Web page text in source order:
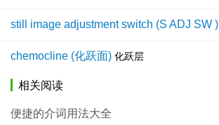
still image adjustment switch (S ADJ SW )
chemocline (化跃面) 化跃层
相关阅读
便捷的介词用法大全